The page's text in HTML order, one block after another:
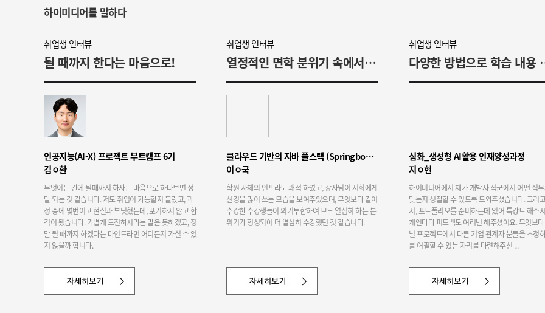
하이미디어를 말하다
취업생 인터뷰
될 때까지 한다는 마음으로!
인공지능(AI-X) 프로젝트 부트캠프 6기
김ㅇ환
무엇이든 간에 될때까지 하자는 마음으로 하다보면 정
말 되는 것 같습니다. 저도 취업이 가능할지 몰랐고, 과
정 중에 몇번이고 현실과 부딪혔는데, 포기하지 않고 합
격이 됐습니다. 가볍게 도전하시라는 말은 못하겠고, 정
말 될 때까지 하겠다는 마인드라면 어디든지 가실 수 있
지 않을까 합니다.
취업생 인터뷰
열정적인 면학 분위기 속에서 열심히 학습했습니다
클라우드 기반의 자바 풀스택 (Springboot, React, flutter) 개발자
이ㅇ국
학원 자체의 인프라도 쾌적 하였고, 강사님이 저희에게
신경을 많이 쓰는 모습을 보여주었으며, 무엇보다 같이
수강한 수강생들이 의기투합하여 모두 열심히 하는 분
위기가 형성되어 더 열심히 수강했던 것 같습니다.
취업생 인터뷰
다양한 방
심화_생성형 AI활용 인재양성과정
지ㅇ현
하이미디어에서 제가 개발자 직군에서 어떤 직
맞는지 성찰할 수 있도록 도와주셨습니다. 그리
서, 포트폴리오를 준비하는데 있어 특강도 해주
개인마다 피드백도 여러번 해주셨어요. 무엇보
널 프로젝트에서 다른 기업 관계자 분들을 초청
를 어필할 수 있는 자리를 마련해주신 ...